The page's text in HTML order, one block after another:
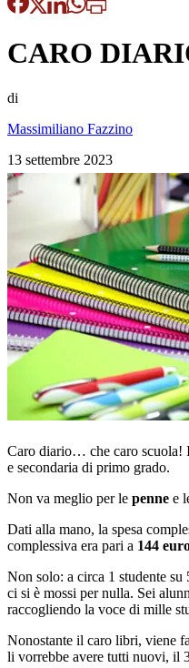
CARO
di
Massimiliano Fazzino
13 settembre 2023
Caro diario… che caro scuola!
e secondaria di primo grado.
Non va meglio per le penne e
Dati alla mano, la spesa
complessiva era pari a 144
Non solo: a circa 1 studente su
ci si è mossi per nulla. Sei
raccogliendo la voce di mille
Nonostante il caro libri, viene
li vorrebbe avere tutti nuovi, il